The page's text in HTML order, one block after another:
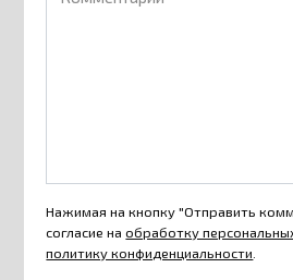
Нажимая на кнопку "Отправить
согласие наобработку
политику конфиденциальности